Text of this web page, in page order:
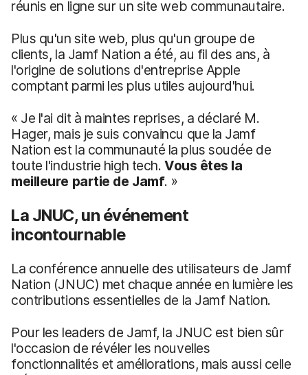
réunis en ligne sur un site web communautaire.
Plus qu'un site web, plus qu'un groupe de
clients, la Jamf Nation a été, au fil des ans, à
l'origine de solutions d'entreprise Apple
comptant parmi les plus utiles aujourd'hui.
« Je l'ai dit à maintes reprises, a déclaré M.
Hager, mais je suis convaincu que la Jamf
Nation est la communauté la plus soudée de
toute l'industrie high tech. Vous êtes la
meilleure partie de Jamf. »
La JNUC, un événement
incontournable
La conférence annuelle des utilisateurs de Jamf
Nation (JNUC) met chaque année en lumière les
contributions essentielles de la Jamf Nation.
Pour les leaders de Jamf, la JNUC est bien sûr
l'occasion de révéler les nouvelles
fonctionnalités et améliorations, mais aussi celle